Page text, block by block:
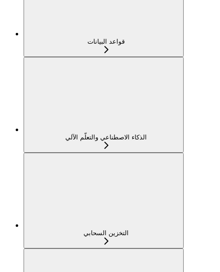
قواعد البيانات
الذكاء الاصطناعي والتعلّم الآلي
التخزين السحابي